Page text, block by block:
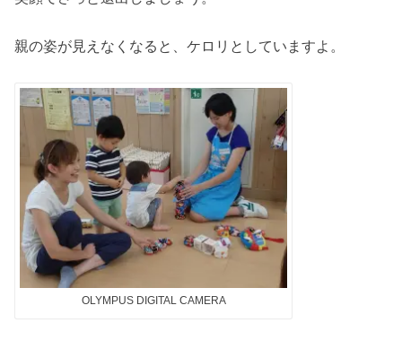
親の姿が見えなくなると、ケロリとしていますよ。
OLYMPUS DIGITAL CAMERA